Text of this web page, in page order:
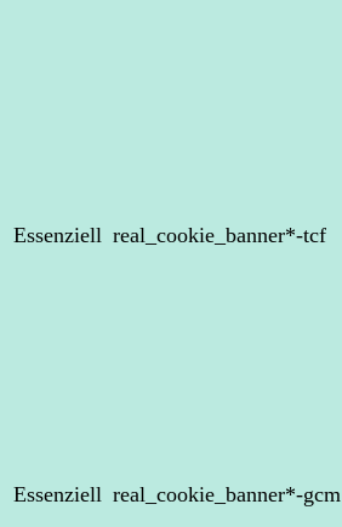
Essenziell real_cookie_banner*-tcf
Essenziell real_cookie_banner*-gcm